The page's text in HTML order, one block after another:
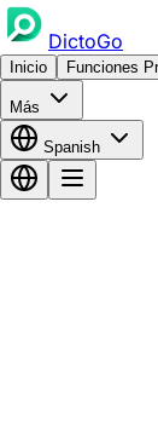
DictoGo
Inicio Funciones
Más
Spanish